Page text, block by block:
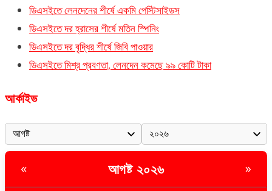
ডিএসইতে লেনদেনের শীর্ষে একমি পেস্টিসাইডস
ডিএসইতে দর হ্রাসের শীর্ষে মতিন স্পিনিং
ডিএসইতে দর বৃদ্ধির শীর্ষে জিবি পাওয়ার
ডিএসইতে মিশ্র প্রবণতা, লেনদেন কমেছে ৯৯ কোটি টাকা
আর্কাইভ
« আগষ্ট ২০২৬ »